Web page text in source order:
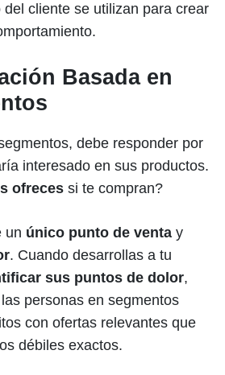
cliente se utilizan para crear
Basada en
debe responder por
interesado en sus productos.
ofreces si te compran?
un único punto de venta y
. Cuando desarrollas a tu
sus puntos de dolor,
personas en segmentos
con ofertas relevantes que
débiles exactos.